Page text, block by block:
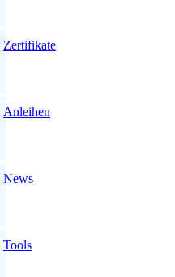
Zertifikate
Anleihen
News
Tools